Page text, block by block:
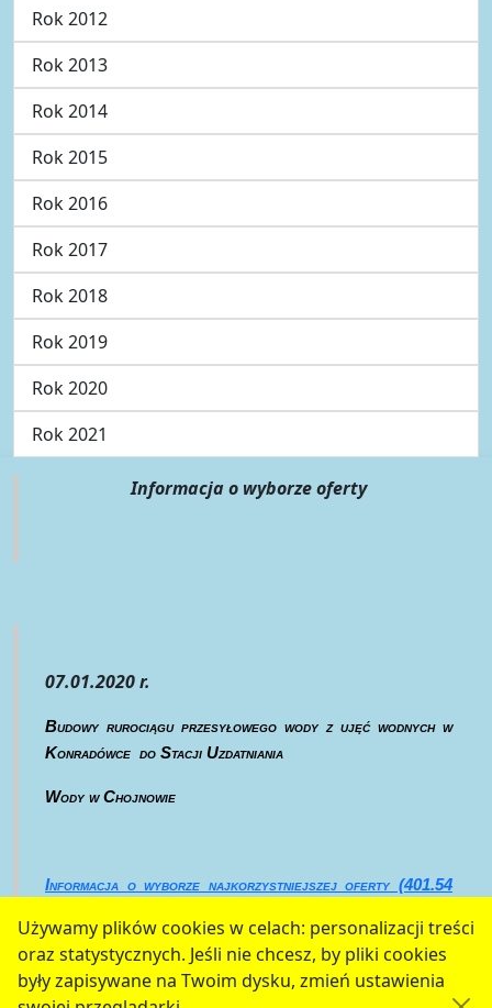
Używamy plików cookies w celach: personalizacji treści
oraz statystycznych. Jeśli nie chcesz, by pliki cookies
były zapisywane na Twoim dysku, zmień ustawienia
Rok 2012
Rok 2013
Rok 2014
Rok 2015
Rok 2016
Rok 2017
Rok 2018
Rok 2019
Rok 2020
Rok 2021
Informacja o wyborze oferty
07.01.2020 r.
Budowy rurociągu przesyłowego wody z ujęć wodnych w
Konradówce do Stacji Uzdatniania
Wody w Chojnowie
Informacja o wyborze najkorzystniejszej oferty (401.54
serwis jest częścią portalu miejskiegowww.chojnow.eu
przygotowanego przez
MEDIART (w